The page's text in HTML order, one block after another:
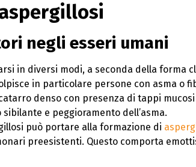
negli esseri umani
in diversi modi, a seconda della forma
in particolare persone con asma o
denso con presenza di tappi
e peggioramento dell’asma.
può portare alla formazione di
preesistenti. Questo comporta